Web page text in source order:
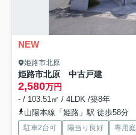
NEW
姫路市北原
姫路市北原 中古戸建
2,580万円
- / 103.51㎡ / 4LDK /築8年
山陽本線「姫路」駅 徒歩58分
駐車2台可 陽当り良好 専用庭